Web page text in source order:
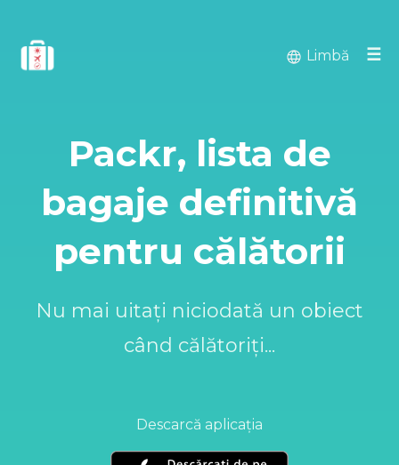
Limbă ☰
Packr, lista de
bagaje definitivă
pentru călătorii
Nu mai uitați niciodată un obiect
când călătoriți...
Descarcă aplicația